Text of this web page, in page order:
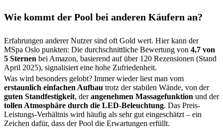
Wie kommt der Pool bei anderen Käufern an?
Erfahrungen anderer Nutzer sind oft Gold wert. Hier kann der
MSpa Oslo punkten: Die durchschnittliche Bewertung von 4,7 von
5 Sternen bei Amazon, basierend auf über 120 Rezensionen (Stand
April 2025), signalisiert eine hohe Zufriedenheit.
Was wird besonders gelobt? Immer wieder liest man vom
erstaunlich einfachen Aufbau trotz der stabilen Wände, von der
guten Standfestigkeit, derangenehmen Massagefunktion und der
tollen Atmosphäre durch die LED-Beleuchtung. Das Preis-
Leistungs-Verhältnis wird häufig als sehr gut eingeschätzt – ein
Zeichen dafür, dass der Pool die Erwartungen erfüllt.